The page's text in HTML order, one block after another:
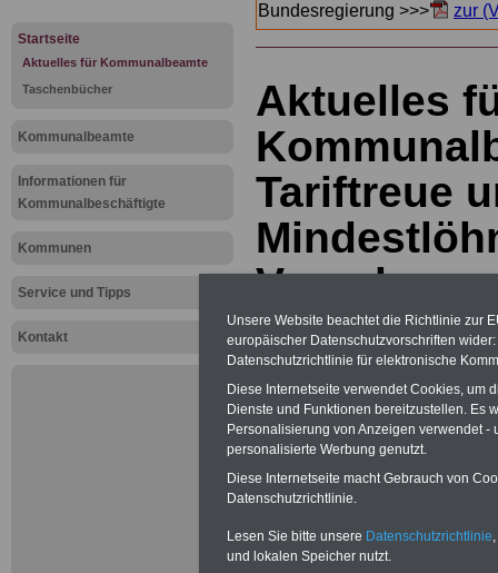
Startseite
Aktuelles für Kommunalbeamte
Taschenbücher
Kommunalbeamte
Informationen für
Kommunalbeschäftigte
Kommunen
Service und Tipps
Kontakt
Bundesregierung >>>
zur
Aktuelles
Tariftreue
PDF-SERVICE:Zehn OnlineBücher
& eBooks für den Öffentlichen Dienst
15 Euro im Jahr - auch für
Beschäftigte der kommunalen
Verwaltunggeeignet. Sie können
alle Bücher und eBooks
Beamtenrecht, Beihilfe,
Beamtenversorgung,
Unsere Website beachtet die Richtlinie zur
europäischer Datenschutzvorschriften
Datenschutzrichtlinie für elektronische
Diese Internetseite verwendet Cookies, um
Dienste und Funktionen bereitzustellen. Es
Personalisierung von Anzeigen verwendet
personalisierte Werbung genutzt.
Diese Internetseite macht Gebrauch von
Datenschutzrichtlinie.
Lesen Sie bitte unsere Datenschutzrichtlinie
und lokalen Speicher nutzt.